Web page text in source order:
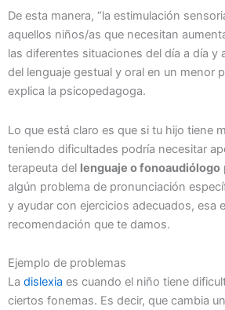
De esta manera, “la estimulación
aquellos niños/as que necesitan
las diferentes situaciones del día a día y
del lenguaje gestual y oral en un menor
explica la psicopedagoga.
Lo que está claro es que si tu hijo tiene
teniendo dificultades podría necesitar
terapeuta del lenguaje o fonoaudiólogo
algún problema de pronunciación
y ayudar con ejercicios adecuados, esa
recomendación que te damos.
Ejemplo de problemas
La dislexia es cuando el niño tiene
ciertos fonemas. Es decir, que cambia